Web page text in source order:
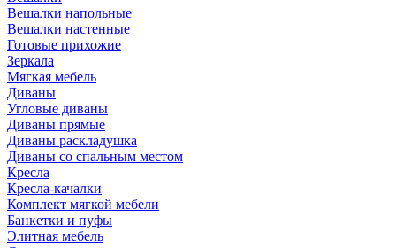
Вешалки напольные
Вешалки настенные
Готовые прихожие
Зеркала
Мягкая мебель
Диваны
Угловые диваны
Диваны прямые
Диваны раскладушка
Диваны со спальным местом
Кресла
Кресла-качалки
Комплект мягкой мебели
Банкетки и пуфы
Элитная мебель